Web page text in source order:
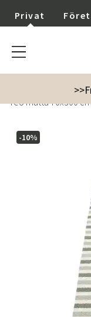
Privat
Inredning
Teo matta 70x300
-10%